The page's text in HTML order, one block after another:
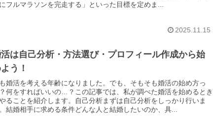
フルマラソンを完走する」といった目標を定めま...
2025.11.15
は自己分析・方法選び・プロフィール作成から始
う！
婚活を考える年齢になりました。でも、そもそも婚活の始め方っ
何をすればいいの…？この記事では、私が調べた婚活を始めるとき
ることを紹介します。自己分析まずは自己分析をしっかり行いま
結婚相手に求める条件どんな人と結婚したいのか、具...